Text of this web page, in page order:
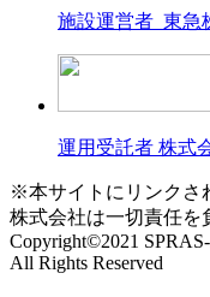
施設運営者 東急
運用受託者 株式
※本サイトにリンクさ
株式会社は一切責任を
Copyright©2021
All Rights Reserved